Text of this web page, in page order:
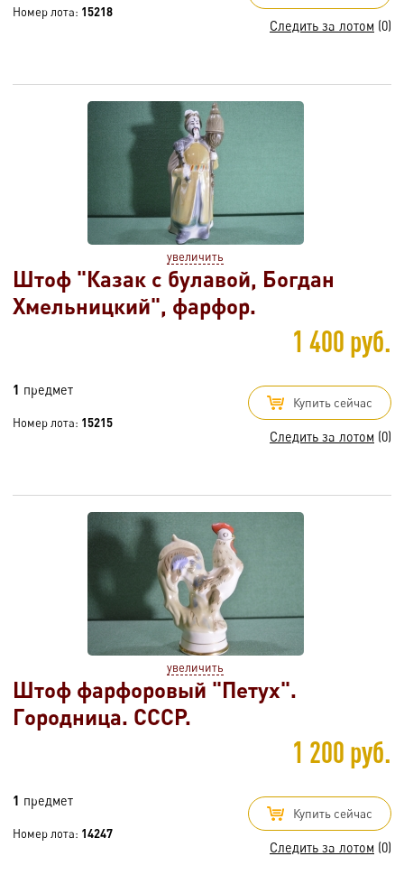
Номер лота: 15218
Следить за лотом (0)
увеличить
Штоф "Казак с булавой, Богдан
Хмельницкий", фарфор.
1 400 руб.
1 предмет
Номер лота: 15215
Купить сейчас
Следить за лотом (0)
увеличить
Штоф фарфоровый "Петух".
Городница. СССР.
1 200 руб.
1 предмет
Номер лота: 14247
Купить сейчас
Следить за лотом (0)